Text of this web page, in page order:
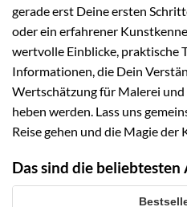
gerade erst Deine ersten
oder ein erfahrener
wertvolle Einblicke, praktische
Informationen, die Dein
Wertschätzung für Malerei und
heben werden. Lass uns
Reise gehen und die Magie der
Das sind die